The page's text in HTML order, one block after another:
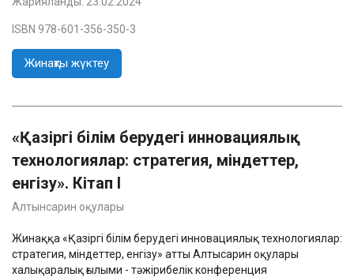
ISBN 978-601-356-350-3
Жинақты жүктеу
«Қазіргі білім берудегі инновациялық
технологиялар: стратегия, міндеттер,
енгізу». Кітап I
Алтынсарин оқулары
Жинаққа «Қазіргі білім берудегі инновациялық технологиялар:
стратегия, міндеттер, енгізу» атты Алтысарин оқулары
халықаралық ғылыми - тәжірибелік конференция